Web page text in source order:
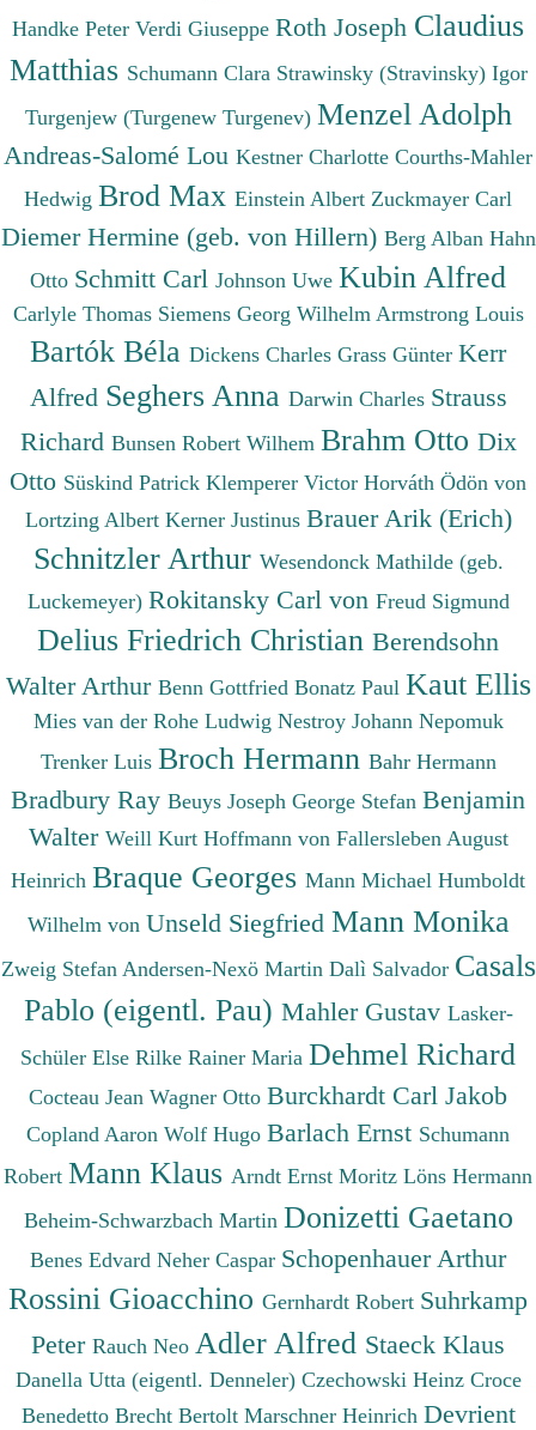
Handke Peter Verdi Giuseppe Roth Joseph Claudius
Matthias Schumann Clara Strawinsky (Stravinsky) Igor
Turgenjew (Turgenew Turgenev) Menzel Adolph
Andreas-Salomé Lou Kestner Charlotte Courths-Mahler
Hedwig Brod Max Einstein Albert Zuckmayer Carl
Diemer Hermine (geb. von Hillern) Berg Alban Hahn
Otto Schmitt Carl Johnson Uwe Kubin Alfred
Carlyle Thomas Siemens Georg Wilhelm Armstrong Louis
Bartók Béla Dickens Charles Grass Günter Kerr
Alfred Seghers Anna Darwin Charles Strauss
Richard Bunsen Robert Wilhem Brahm Otto Dix
Otto Süskind Patrick Klemperer Victor Horváth Ödön von
Lortzing Albert Kerner Justinus Brauer Arik (Erich)
Schnitzler Arthur Wesendonck Mathilde (geb.
Luckemeyer) Rokitansky Carl von Freud Sigmund
Delius Friedrich Christian Berendsohn
Walter Arthur Benn Gottfried Bonatz Paul Kaut Ellis
Mies van der Rohe Ludwig Nestroy Johann Nepomuk
Trenker Luis Broch Hermann Bahr Hermann
Bradbury Ray Beuys Joseph George Stefan Benjamin
Walter Weill Kurt Hoffmann von Fallersleben August
Heinrich Braque Georges Mann Michael Humboldt
Wilhelm von Unseld Siegfried Mann Monika
Zweig Stefan Andersen-Nexö Martin Dalì Salvador Casals
Pablo (eigentl. Pau) Mahler Gustav Lasker-
Schüler Else Rilke Rainer Maria Dehmel Richard
Cocteau Jean Wagner Otto Burckhardt Carl Jakob
Copland Aaron Wolf Hugo Barlach Ernst Schumann
Robert Mann Klaus Arndt Ernst Moritz Löns Hermann
Beheim-Schwarzbach Martin Donizetti Gaetano
Benes Edvard Neher Caspar Schopenhauer Arthur
Rossini Gioacchino Gernhardt Robert Suhrkamp
Peter Rauch Neo Adler Alfred Staeck Klaus
Danella Utta (eigentl. Denneler) Czechowski Heinz Croce
Benedetto Brecht Bertolt Marschner Heinrich Devrient